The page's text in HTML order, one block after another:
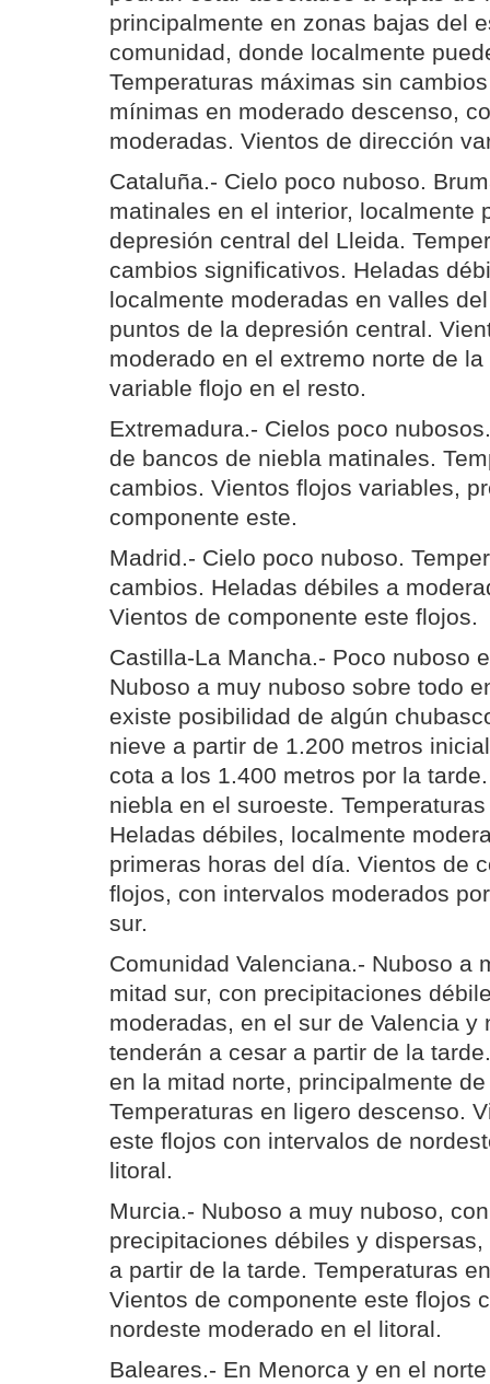
principalmente en zonas bajas del
comunidad, donde localmente
Temperaturas máximas sin
mínimas en moderado descenso,
moderadas. Vientos de dirección
Cataluña.- Cielo poco nuboso.
matinales en el interior, localmente
depresión central del Lleida.
cambios significativos. Heladas
localmente moderadas en valles
puntos de la depresión central.
moderado en el extremo norte de
variable flojo en el resto.
Extremadura.- Cielos poco
de bancos de niebla matinales.
cambios. Vientos flojos variables,
componente este.
Madrid.- Cielo poco nuboso.
cambios. Heladas débiles a
Vientos de componente este flojos.
Castilla-La Mancha.- Poco nuboso
Nuboso a muy nuboso sobre todo
existe posibilidad de algún
nieve a partir de 1.200 metros
cota a los 1.400 metros por la
niebla en el suroeste.
Heladas débiles, localmente
primeras horas del día. Vientos de
flojos, con intervalos moderados
sur.
Comunidad Valenciana.- Nuboso a
mitad sur, con precipitaciones
moderadas, en el sur de Valencia y
tenderán a cesar a partir de la
en la mitad norte, principalmente
Temperaturas en ligero descenso.
este flojos con intervalos de
litoral.
Murcia.- Nuboso a muy nuboso,
precipitaciones débiles y
a partir de la tarde. Temperaturas
Vientos de componente este flojos
nordeste moderado en el litoral.
Baleares.- En Menorca y en el